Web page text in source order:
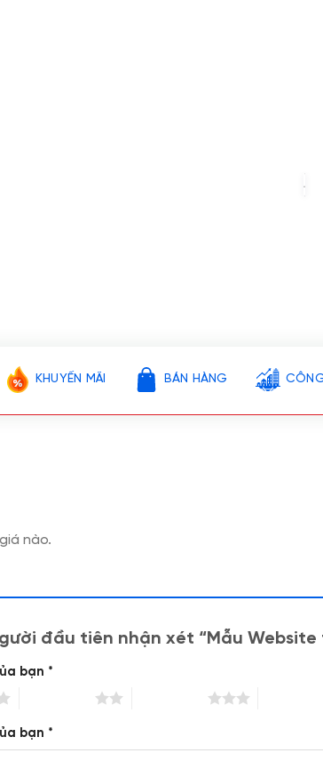
KHUYẾN MÃI BÁN HÀNG
nào.
đầu tiên nhận xét “Mẫu Website
bạn *
bạn *